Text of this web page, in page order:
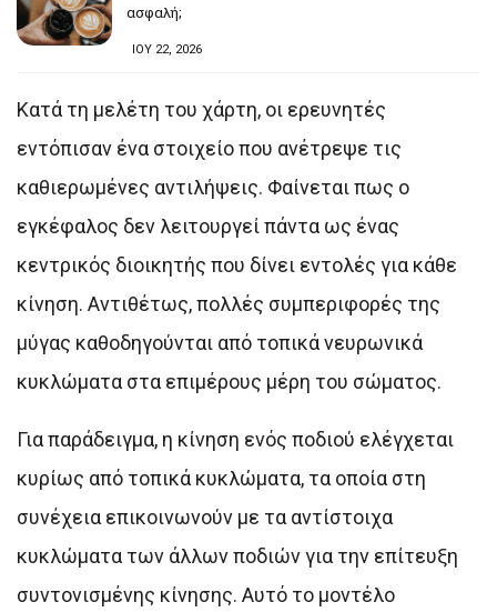
ασφαλή;
ΙΟΥ 22, 2026
Κατά τη μελέτη του χάρτη, οι ερευνητές
εντόπισαν ένα στοιχείο που ανέτρεψε τις
καθιερωμένες αντιλήψεις. Φαίνεται πως ο
εγκέφαλος δεν λειτουργεί πάντα ως ένας
κεντρικός διοικητής που δίνει εντολές για κάθε
κίνηση. Αντιθέτως, πολλές συμπεριφορές της
μύγας καθοδηγούνται από τοπικά νευρωνικά
κυκλώματα στα επιμέρους μέρη του σώματος.
Για παράδειγμα, η κίνηση ενός ποδιού ελέγχεται
κυρίως από τοπικά κυκλώματα, τα οποία στη
συνέχεια επικοινωνούν με τα αντίστοιχα
κυκλώματα των άλλων ποδιών για την επίτευξη
συντονισμένης κίνησης. Αυτό το μοντέλο